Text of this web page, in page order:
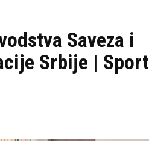
Saveza i
Srbije | Sport